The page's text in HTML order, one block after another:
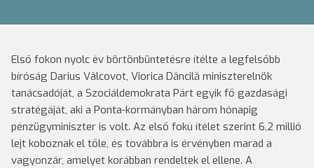
Első fokon nyolc év börtönbüntetésre ítélte a legfelsőbb
bíróság Darius Vâlcovot, Viorica Dăncilă miniszterelnök
tanácsadóját, a Szociáldemokrata Párt egyik fő gazdasági
stratégáját, aki a Ponta-kormányban három hónapig
pénzügyminiszter is volt. Az első fokú ítélet szerint 6,2 millió
lejt koboznak el tőle, és továbbra is érvényben marad a
vagyonzár, amelyet korábban rendeltek el ellene. A